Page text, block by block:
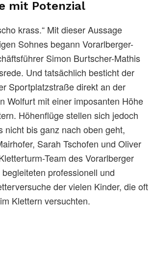
mit Potenzial
krass.“ Mit dieser Aussage
Sohnes begann Vorarlberger-
Simon Burtscher-Mathis
Und tatsächlich besticht der
Sportplatzstraße direkt an der
Wolfurt mit einer imposanten Höhe
Höhenflüge stellen sich jedoch
nicht bis ganz nach oben geht,
Sarah Tschofen und Oliver
Team des Vorarlberger
professionell und
der vielen Kinder, die oft
Klettern versuchten.